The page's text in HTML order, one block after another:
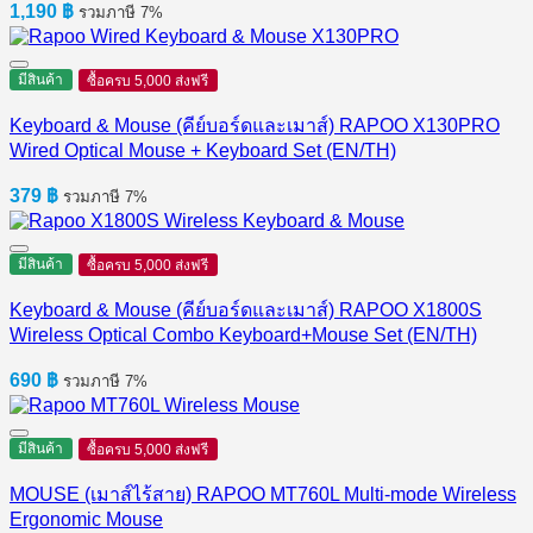
1,190 ฿ รวมภาษี 7%
มีสินค้า ซื้อครบ 5,000 ส่งฟรี
Keyboard & Mouse (คีย์บอร์ดและเมาส์) RAPOO X130PRO
Wired Optical Mouse + Keyboard Set (EN/TH)
379 ฿ รวมภาษี 7%
มีสินค้า ซื้อครบ 5,000 ส่งฟรี
Keyboard & Mouse (คีย์บอร์ดและเมาส์) RAPOO X1800S
Wireless Optical Combo Keyboard+Mouse Set (EN/TH)
690 ฿ รวมภาษี 7%
มีสินค้า ซื้อครบ 5,000 ส่งฟรี
MOUSE (เมาส์ไร้สาย) RAPOO MT760L Multi-mode Wireless
Ergonomic Mouse